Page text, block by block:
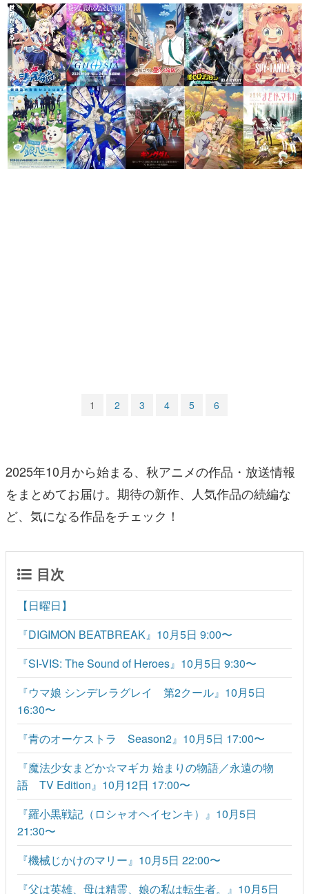
ゲームに多大な影響を受けた作家さんに取材し、ゲームが
日本のコンテンツ産業やカルチャーに与えた影響を探る企
画です。
日本モバイルゲーム産業史
日本のモバイルゲーム史における主要なトピック・タイト
ルを網羅するほか、開発者へのインタビューや識者による
解説を掲載。約20年の歴史が一望できる決定版！
若ゲのいたり〜ゲームクリエイターの青春〜
『うつヌケ』『ペンと箸』等で知られるマンガ家・田中圭
一先生によるゲーム業界レポートマンガです。
なんでゲームは面白い？
1 2 3 4 5 6
2025年10月から始まる、秋アニメの作品・放送情報
をまとめてお届け。期待の新作、人気作品の続編な
ど、気になる作品をチェック！
目次
【日曜日】
『DIGIMON BEATBREAK』10月5日 9:00〜
『SI-VIS: The Sound of Heroes』10月5日 9:30〜
『ウマ娘 シンデレラグレイ 第2クール』10月5日
16:30〜
『青のオーケストラ Season2』10月5日 17:00〜
『魔法少女まどか☆マギカ 始まりの物語／永遠の物
語 TV Edition』10月12日 17:00〜
『羅小黒戦記（ロシャオヘイセンキ）』10月5日
21:30〜
『機械じかけのマリー』10月5日 22:00〜
『父は英雄、母は精霊、娘の私は転生者。』10月5日